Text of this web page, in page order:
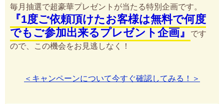
毎月抽選で超豪華プレゼントが当たる特別企画です。
『1度ご依頼頂けたお客様は無料で何度
でもご参加出来るプレゼント企画』
です
ので、この機会をお見逃しなく！
＜キャンペーンについて今すぐ確認してみる！＞